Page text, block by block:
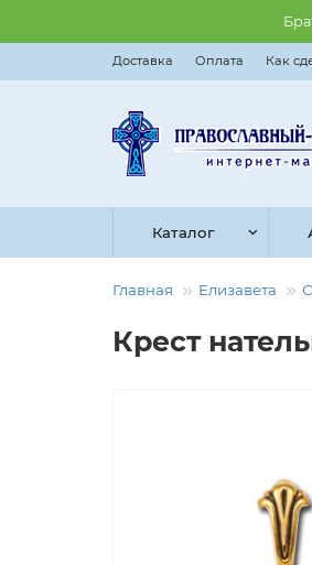
Доставка Оплата Как
Каталог
Главная Елизавета
Крест